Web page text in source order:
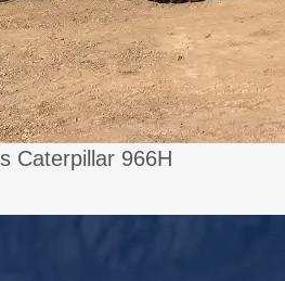
Caterpillar 966H